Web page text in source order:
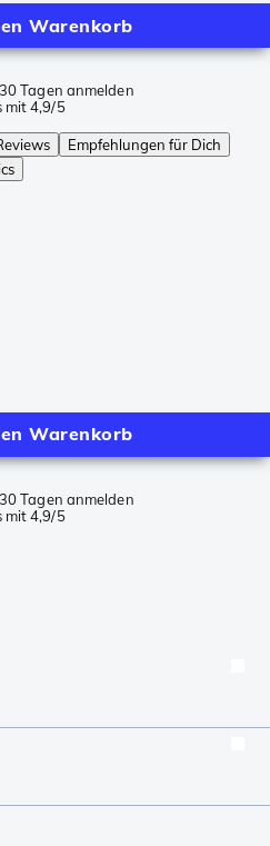
Warenkorb
Tagen anmelden
mit 4,9/5
Empfehlungen für Dich
Warenkorb
Tagen anmelden
mit 4,9/5